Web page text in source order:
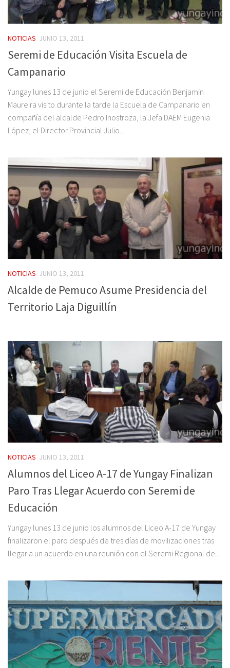
NOTICIAS JUNIO 13, 2011
Seremi de Educación Visita Escuela de
Campanario
Yungay lunes 13 de junio el Seremi de Educación Benjamin
Maureira visito durante la tarde la Escuela de Campanario en
compañía del alcalde Pedro Inostroza, la Jefa DAEM Eugenia
López, el Director Provincial Julio...
NOTICIAS JUNIO 13, 2011
Alcalde de Pemuco Asume Presidencia del
Territorio Laja Diguillín
NOTICIAS JUNIO 13, 2011
Alumnos del Liceo A-17 de Yungay Finalizan
Paro Tras Llegar Acuerdo con Seremi de
Educación
Yungay lunes 13 de junio los alumnos del Liceo A-17 de Yungay
finalizaron el paro después de tres días de movilizaciones tras
llegar a un acuerdo en una reunión con el Seremi Regional de...